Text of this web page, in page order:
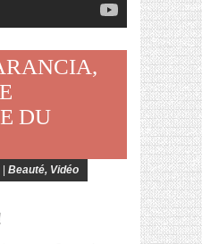
DU
Beauté, Vidéo